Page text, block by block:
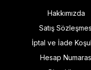
Hakkımızda
Satış
İptal ve İade
Hesap